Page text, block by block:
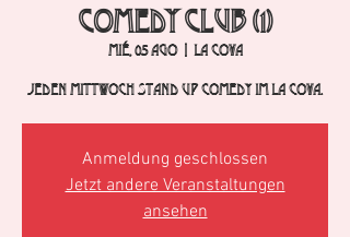
Comedy Club (1)
mié, 05 ago
  |
La Cova
Jeden Mittwoch Stand Up Comedy im La Cova.
Anmeldung geschlossen
Jetzt andere Veranstaltungen
ansehen